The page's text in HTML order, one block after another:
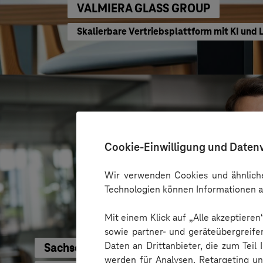
Cookie-Einwilligung und
Wir verwenden Cookies und
Technologien können Informationen
Mit einem Klick auf „Alle
sowie partner- und
Daten an Drittanbieter, die zum Teil
werden für Analysen, Retargeting
VALMIERA GLASS GROUP
Skalierbare Vertriebsplattform mit KI und
SachsenEnergie